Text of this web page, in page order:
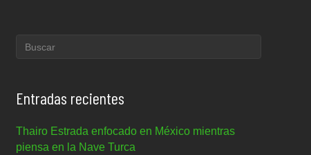
Entradas recientes
Thairo Estrada enfocado en México mientras
piensa en la Nave Turca